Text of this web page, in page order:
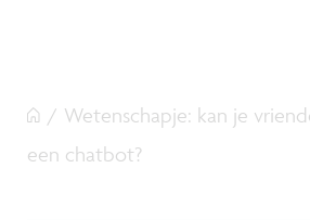
/ Wetenschapje: kan je
een chatbot?